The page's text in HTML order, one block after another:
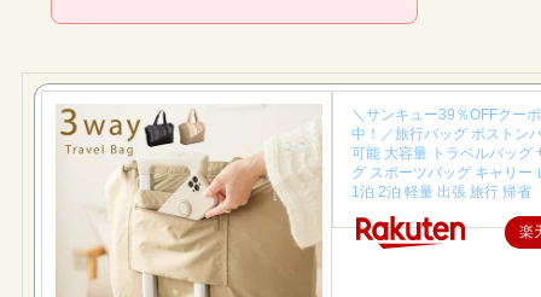
＼サンキュー39％OFFクー
中！／旅行バッグ ボストン
可能 大容量 トラベルバッグ
グ スポーツバッグ キャリー
1泊 2泊 軽量 出張 旅行 帰省
楽